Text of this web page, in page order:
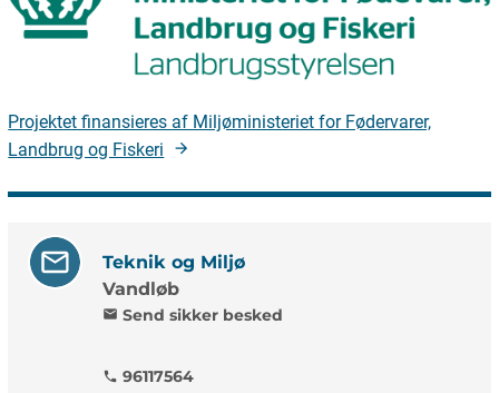
Projektet finansieres af Miljøministeriet for Fødervarer,
Landbrug og Fiskeri
Teknik og Miljø
Vandløb
mail Send sikker besked
phone 96117564